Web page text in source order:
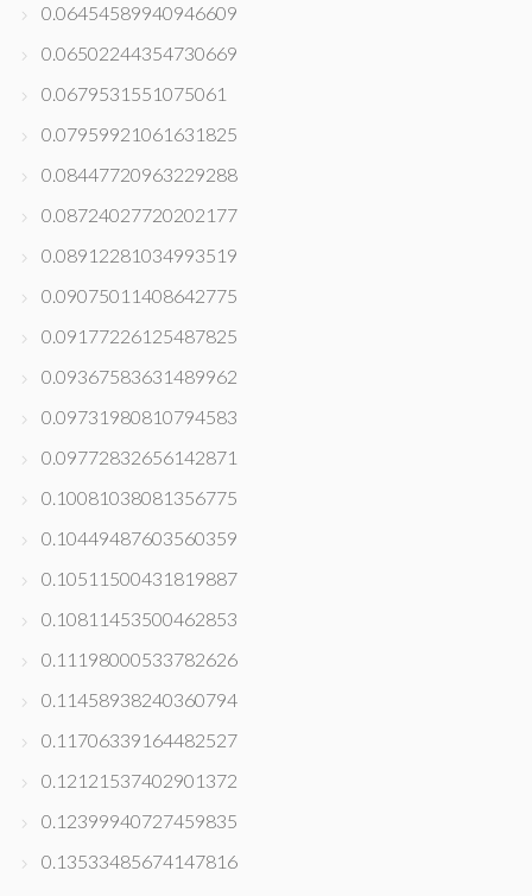
0.06454589940946609
0.06502244354730669
0.0679531551075061
0.07959921061631825
0.08447720963229288
0.08724027720202177
0.08912281034993519
0.09075011408642775
0.09177226125487825
0.09367583631489962
0.09731980810794583
0.09772832656142871
0.10081038081356775
0.10449487603560359
0.10511500431819887
0.10811453500462853
0.11198000533782626
0.11458938240360794
0.11706339164482527
0.12121537402901372
0.12399940727459835
0.13533485674147816